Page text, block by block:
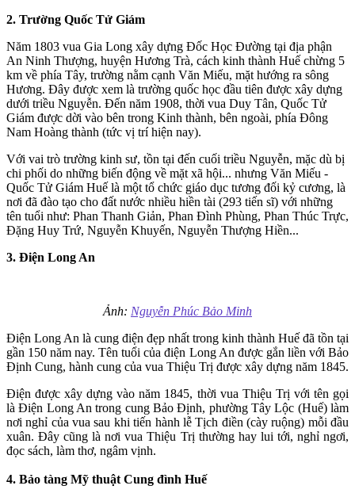
2. Trường Quốc Tử Giám
Năm 1803 vua Gia Long xây dựng Đốc Học Đường tại địa phận
An Ninh Thượng, huyện Hương Trà, cách kinh thành Huế chừng 5
km về phía Tây, trường nằm cạnh Văn Miếu, mặt hướng ra sông
Hương. Đây được xem là trường quốc học đầu tiên được xây dựng
dưới triều Nguyễn. Đến năm 1908, thời vua Duy Tân, Quốc Tử
Giám được dời vào bên trong Kinh thành, bên ngoài, phía Đông
Nam Hoàng thành (tức vị trí hiện nay).
Với vai trò trường kinh sư, tồn tại đến cuối triều Nguyễn, mặc dù bị
chi phối do những biến động về mặt xã hội... nhưng Văn Miếu -
Quốc Tử Giám Huế là một tổ chức giáo dục tương đối kỷ cương, là
nơi đã đào tạo cho đất nước nhiều hiền tài (293 tiến sĩ) với những
tên tuổi như: Phan Thanh Giản, Phan Đình Phùng, Phan Thúc Trực,
Đặng Huy Trứ, Nguyễn Khuyến, Nguyễn Thượng Hiền...
3. Điện Long An
Ảnh: Nguyễn Phúc Bảo Minh
Điện Long An là cung điện đẹp nhất trong kinh thành Huế đã tồn tại
gần 150 năm nay. Tên tuổi của điện Long An được gắn liền với Bảo
Định Cung, hành cung của vua Thiệu Trị được xây dựng năm 1845.
Điện được xây dựng vào năm 1845, thời vua Thiệu Trị với tên gọi
là Điện Long An trong cung Bảo Định, phường Tây Lộc (Huế) làm
nơi nghỉ của vua sau khi tiến hành lễ Tịch điền (cày ruộng) mỗi đầu
xuân. Đây cũng là nơi vua Thiệu Trị thường hay lui tới, nghỉ ngơi,
đọc sách, làm thơ, ngâm vịnh.
4. Bảo tàng Mỹ thuật Cung đình Huế